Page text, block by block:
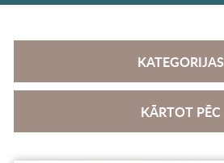
KATEGORIJAS
KĀRTOT PĒC